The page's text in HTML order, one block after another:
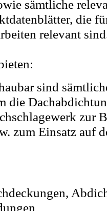
sämtliche
die
relevant
sind
die
zur
zum Einsatz auf